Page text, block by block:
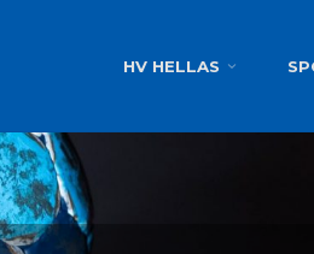
HV HELLAS